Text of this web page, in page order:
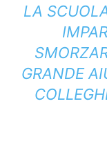
LA
GRANDE